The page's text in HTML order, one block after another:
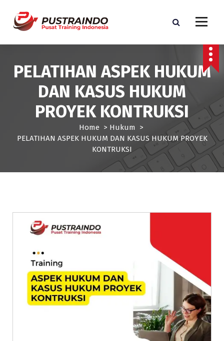
PELATIHAN ASPEK HUKUM
DAN KASUS HUKUM
PROYEK KONTRUKSI
Home > Hukum >
PELATIHAN ASPEK HUKUM DAN KASUS HUKUM PROYEK
KONTRUKSI